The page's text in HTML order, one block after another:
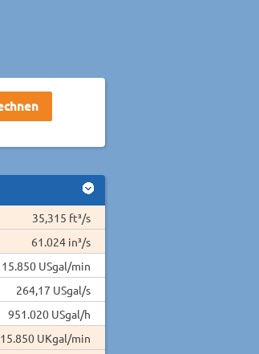
35,315 ft³/s
61.024 in³/s
15.850 USgal/min
264,17 USgal/s
951.020 USgal/h
15.850 UKgal/min